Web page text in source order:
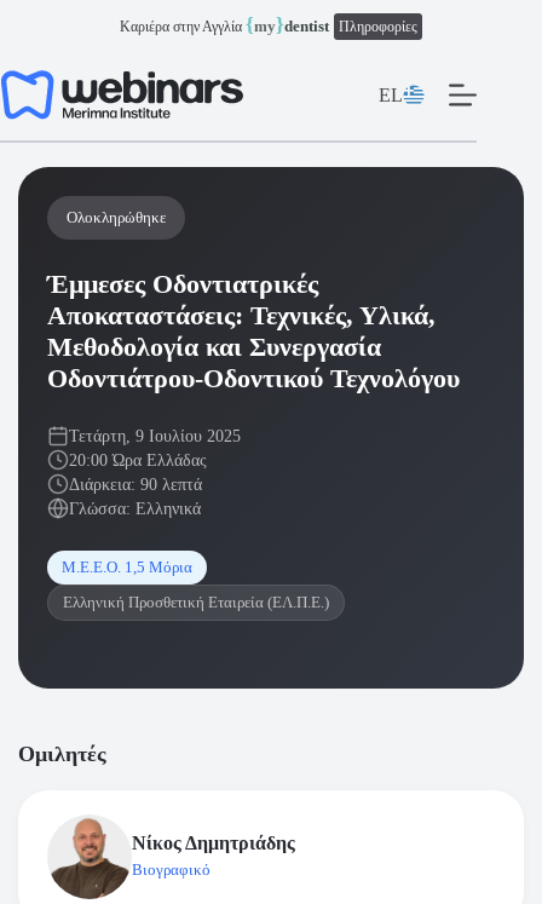
Καριέρα στην Αγγλία {my}dentist Πληροφορίες
EL
Ολοκληρώθηκε
Έμμεσες Οδοντιατρικές
Αποκαταστάσεις: Τεχνικές, Υλικά,
Μεθοδολογία και Συνεργασία
Οδοντιάτρου-Οδοντικού Τεχνολόγου
Τετάρτη, 9 Ιουλίου 2025
20:00 Ώρα Ελλάδας
Διάρκεια: 90 λεπτά
Γλώσσα: Ελληνικά
Μ.Ε.Ε.Ο. 1,5 Μόρια
Ελληνική Προσθετική Εταιρεία (ΕΛ.Π.Ε.)
Ομιλητές
Νίκος Δημητριάδης
Βιογραφικό